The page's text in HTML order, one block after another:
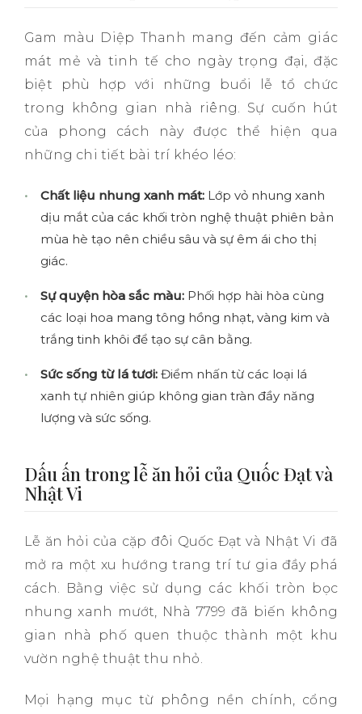
Gam màu Diệp Thanh mang đến cảm giác
mát mẻ và tinh tế cho ngày trọng đại, đặc
biệt phù hợp với những buổi lễ tổ chức
trong không gian nhà riêng. Sự cuốn hút
của phong cách này được thể hiện qua
những chi tiết bài trí khéo léo:
Chất liệu nhung xanh mát: Lớp vỏ nhung xanh
dịu mắt của các khối tròn nghệ thuật phiên bản
mùa hè tạo nên chiều sâu và sự êm ái cho thị
giác.
Sự quyện hòa sắc màu: Phối hợp hài hòa cùng
các loại hoa mang tông hồng nhạt, vàng kim và
trắng tinh khôi để tạo sự cân bằng.
Sức sống từ lá tươi: Điểm nhấn từ các loại lá
xanh tự nhiên giúp không gian tràn đầy năng
lượng và sức sống.
Dấu ấn trong lễ ăn hỏi của Quốc Đạt và
Nhật Vi
Lễ ăn hỏi của cặp đôi Quốc Đạt và Nhật Vi đã
mở ra một xu hướng trang trí tư gia đầy phá
cách. Bằng việc sử dụng các khối tròn bọc
nhung xanh mướt, Nhà 7799 đã biến không
gian nhà phố quen thuộc thành một khu
vườn nghệ thuật thu nhỏ.
Mọi hạng mục từ phông nền chính, cổng